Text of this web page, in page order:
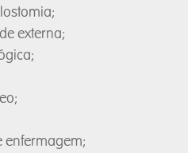
externa;
enfermagem;